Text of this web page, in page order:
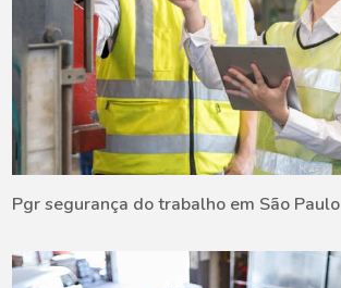
Pgr segurança do trabalho em São Paulo